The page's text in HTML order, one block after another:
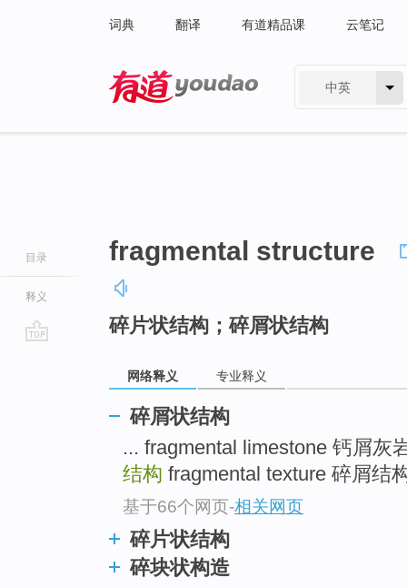
词典 翻译 有道精品课 云笔记
中英
目录
释义
fragmental structure
碎片状结构；碎屑状结构
网络释义 专业释义
碎屑状结构
... fragmental limestone 钙屑灰
结构 fragmental texture 碎屑结
基于66个网页-相关网页
碎片状结构
碎块状构造